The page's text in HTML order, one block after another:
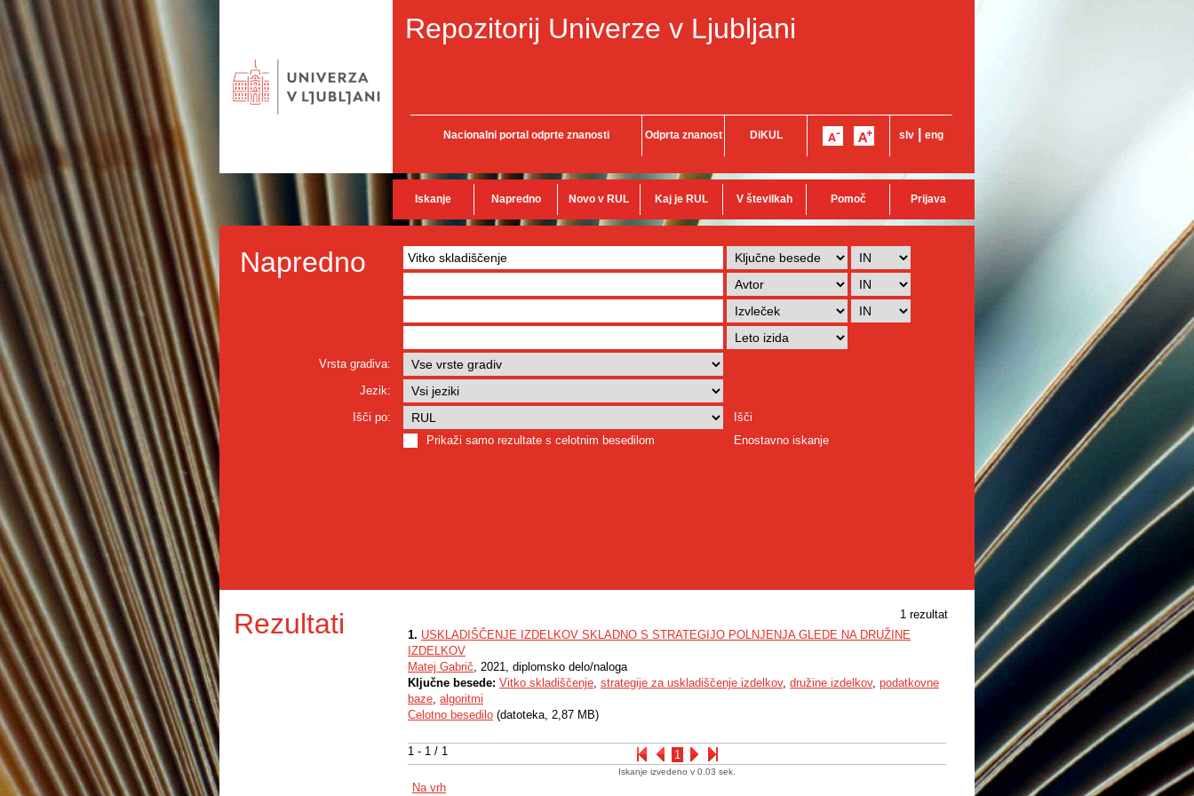
Repozitorij Univerze v Ljubljani
Nacionalni portal odprte znanosti Odprta znanost DiKUL slv eng
Iskanje Napredno Novo v RUL Kaj je RUL V številkah Pomoč Prijava
Napredno
Vrsta gradiva:
Jezik:
Išči po:
Išči
Prikaži samo rezultate s celotnim besedilom
Enostavno iskanje
Rezultati 1 rezultat
1 - 1 / 1 1
1. USKLADIŠČENJE IZDELKOV SKLADNO S STRATEGIJO POLNJENJA GLEDE NA DRUŽINE
IZDELKOV
Matej Gabrič, 2021, diplomsko delo/naloga
Ključne besede: Vitko skladiščenje, strategije za uskladiščenje izdelkov, družine izdelkov, podatkovne
baze, algoritmi
Celotno besedilo (datoteka, 2,87 MB)
Iskanje izvedeno v 0.03 sek.
Na vrh